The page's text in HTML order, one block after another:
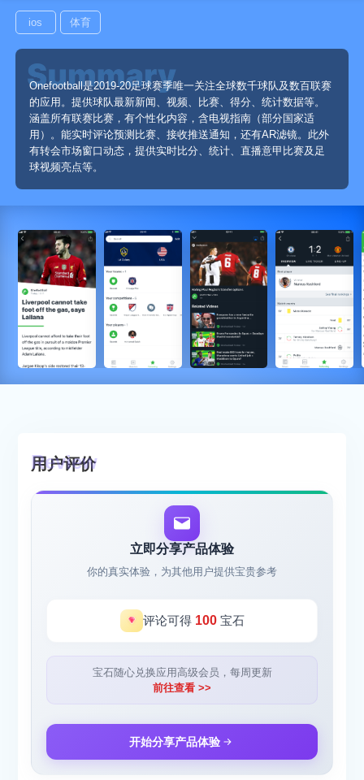
ios 体育
Onefootball是2019-20足球赛季唯一关注全球数千球队及数百联赛
的应用。提供球队最新新闻、视频、比赛、得分、统计数据等。
涵盖所有联赛比赛，有个性化内容，含电视指南（部分国家适
用）。能实时评论预测比赛、接收推送通知，还有AR滤镜。此外
有转会市场窗口动态，提供实时比分、统计、直播意甲比赛及足
球视频亮点等。
用户评价
立即分享产品体验
你的真实体验，为其他用户提供宝贵参考
评论可得 100宝石
宝石随心兑换应用高级会员，每周更新
前往查看 >>
开始分享产品体验